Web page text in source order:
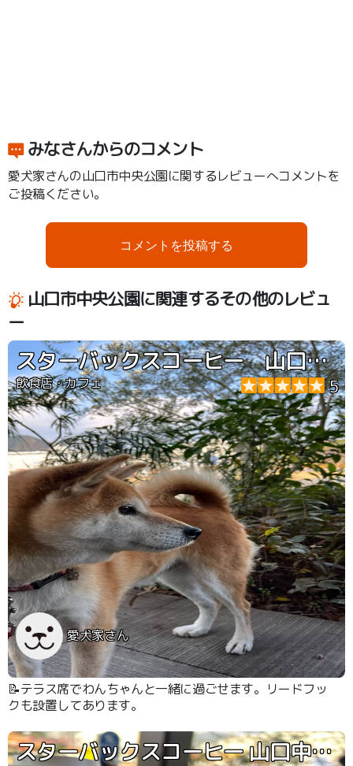
みなさんからのコメント
愛犬家さんの山口市中央公園に関するレビューへコメントを
ご投稿ください。
コメントを投稿する
山口市中央公園に関連するその他のレビュ
ー
スターバックスコーヒー 山口市中央公園店
飲食店・カフェ 5
愛犬家さん
📝テラス席でわんちゃんと一緒に過ごせます。リードフッ
クも設置してあります。
スターバックスコーヒー 山口中央公園店